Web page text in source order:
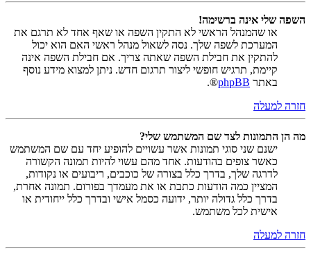
השפה שלי אינה ברשימה!
או שהמנהל הראשי לא התקין השפה או שאף אחד לא תרגם את
המערכת לשפה שלך. נסה לשאול מנהל ראשי האם הוא יכול
להתקין את חבילת השפה שאתה צריך. אם חבילת השפה אינה
קיימת, תרגיש חופשי ליצור תרגום חדש. ניתן למצוא מידע נוסף
באתר phpBB
®.
חזרה למעלה
מה הן התמונות לצד שם המשתמש שלי?
ישנם שני סוגי תמונות אשר עשויים להופיע יחד עם שם המשתמש
כאשר צופים בהודעות. אחד מהם עשוי להיות תמונה הקשורה
לדרגה שלך, בדרך כלל בצורה של כוכבים, ריבועים או נקודות,
המציין כמה הודעות כתבת או את מעמדך בפורום. תמונה אחרת,
בדרך כלל גדולה יותר, ידועה כסמל אישי ובדרך כלל ייחודית או
אישית לכל משתמש.
חזרה למעלה